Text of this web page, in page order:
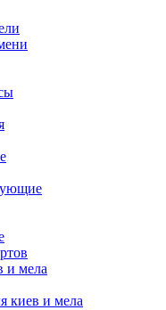
и мела
киев и мела